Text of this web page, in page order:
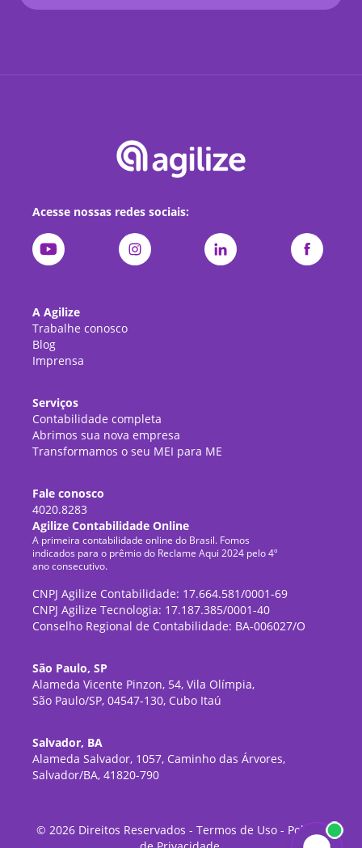
Acesse nossas redes sociais:
A Agilize
Trabalhe conosco
Blog
Imprensa
Serviços
Contabilidade completa
Abrimos sua nova empresa
Transformamos o seu MEI para ME
Fale conosco
4020.8283
Agilize Contabilidade Online
A primeira contabilidade online do Brasil. Fomos
indicados para o prêmio do Reclame Aqui 2024 pelo 4º
ano consecutivo.
CNPJ Agilize Contabilidade: 17.664.581/0001-69
CNPJ Agilize Tecnologia: 17.187.385/0001-40
Conselho Regional de Contabilidade: BA-006027/O
São Paulo, SP
Alameda Vicente Pinzon, 54, Vila Olímpia,
São Paulo/SP, 04547-130, Cubo Itaú
Salvador, BA
Alameda Salvador, 1057, Caminho das Árvores,
Salvador/BA, 41820-790
© 2026Direitos Reservados - Termos de Uso- Política